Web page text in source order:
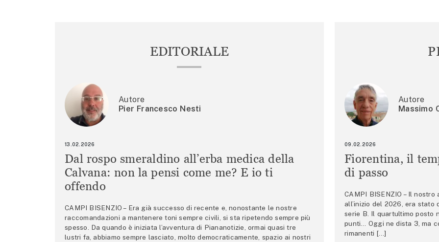
EDITORIALE
Autore
Pier Francesco Nesti
13.02.2026
Dal rospo smeraldino all’erba medica della
Calvana: non la pensi come me? E io ti
offendo
CAMPI BISENZIO – Era già successo di recente e, nonostante le nostre
raccomandazioni a mantenere toni sempre civili, si sta ripetendo sempre più
spesso. Da quando è iniziata l’avventura di Piananotizie, ormai quasi tre
lustri fa, abbiamo sempre lasciato, molto democraticamente, spazio ai nostri
Autore
Massimo
09.02.2026
Fiorentina, il
di passo
CAMPI BISENZIO – Il
all’inizio del 2026, era stato
serie B. Il quartultimo posto
punti… Oggi ne dista 3, ma
rimanenti […]